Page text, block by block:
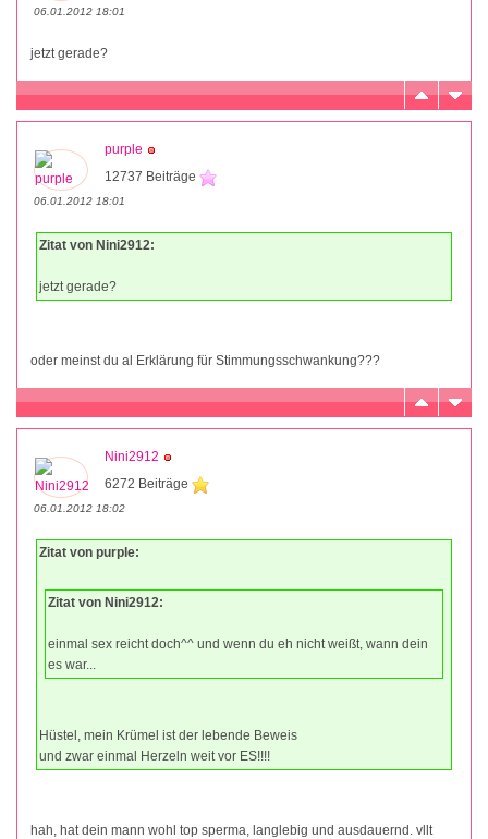
06.01.2012 18:01
jetzt gerade?
purple
12737 Beiträge
06.01.2012 18:01
Zitat von Nini2912:
jetzt gerade?
oder meinst du al Erklärung für Stimmungsschwankung???
Nini2912
6272 Beiträge
06.01.2012 18:02
Zitat von purple:
Zitat von Nini2912:
einmal sex reicht doch^^ und wenn du eh nicht weißt, wann dein
es war...
Hüstel, mein Krümel ist der lebende Beweis
und zwar einmal Herzeln weit vor ES!!!!
hah, hat dein mann wohl top sperma, langlebig und ausdauernd. vllt